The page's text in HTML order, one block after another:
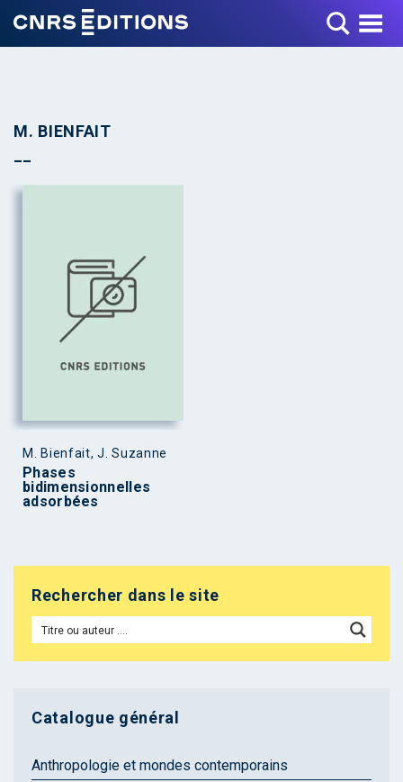
Toggle Menu
M. BIENFAIT
M. Bienfait, J. Suzanne
Phases
bidimensionnelles
adsorbées
Rechercher dans le site
Catalogue général
Anthropologie et mondes contemporains